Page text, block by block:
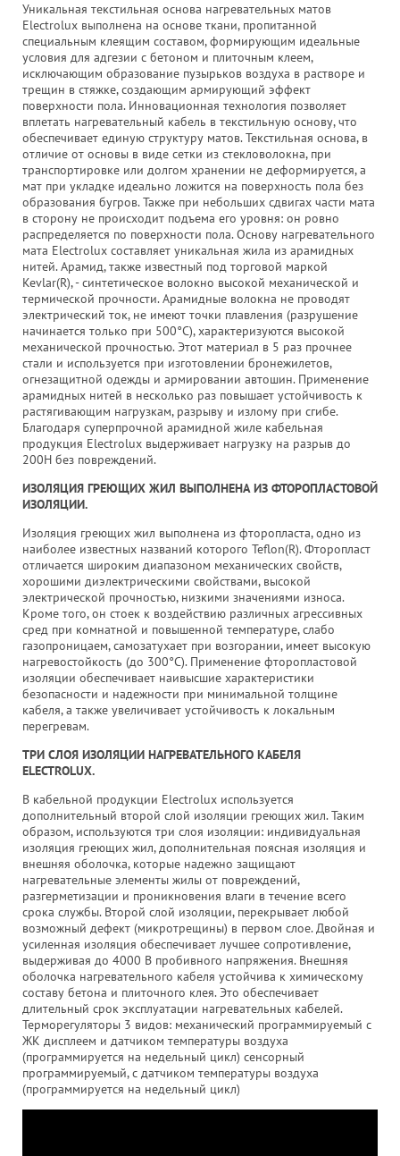
Уникальная текстильная основа нагревательных матов
Electrolux выполнена на основе ткани, пропитанной
специальным клеящим составом, формирующим идеальные
условия для адгезии с бетоном и плиточным клеем,
исключающим образование пузырьков воздуха в растворе и
трещин в стяжке, создающим армирующий эффект
поверхности пола. Инновационная технология позволяет
вплетать нагревательный кабель в текстильную основу, что
обеспечивает единую структуру матов. Текстильная основа, в
отличие от основы в виде сетки из стекловолокна, при
транспортировке или долгом хранении не деформируется, а
мат при укладке идеально ложится на поверхность пола без
образования бугров. Также при небольших сдвигах части мата
в сторону не происходит подъема его уровня: он ровно
распределяется по поверхности пола. Основу нагревательного
мата Electrolux составляет уникальная жила из арамидных
нитей. Арамид, также известный под торговой маркой
Kevlar(R), - синтетическое волокно высокой механической и
термической прочности. Арамидные волокна не проводят
электрический ток, не имеют точки плавления (разрушение
начинается только при 500°С), характеризуются высокой
механической прочностью. Этот материал в 5 раз прочнее
стали и используется при изготовлении бронежилетов,
огнезащитной одежды и армировании автошин. Применение
арамидных нитей в несколько раз повышает устойчивость к
растягивающим нагрузкам, разрыву и излому при сгибе.
Благодаря суперпрочной арамидной жиле кабельная
продукция Electrolux выдерживает нагрузку на разрыв до
200Н без повреждений.
ИЗОЛЯЦИЯ ГРЕЮЩИХ ЖИЛ ВЫПОЛНЕНА ИЗ ФТОРОПЛАСТОВОЙ
ИЗОЛЯЦИИ.
Изоляция греющих жил выполнена из фторопласта, одно из
наиболее известных названий которого Teflon(R). Фторопласт
отличается широким диапазоном механических свойств,
хорошими диэлектрическими свойствами, высокой
электрической прочностью, низкими значениями износа.
Кроме того, он стоек к воздействию различных агрессивных
сред при комнатной и повышенной температуре, слабо
газопроницаем, самозатухает при возгорании, имеет высокую
нагревостойкость (до 300°С). Применение фторопластовой
изоляции обеспечивает наивысшие характеристики
безопасности и надежности при минимальной толщине
кабеля, а также увеличивает устойчивость к локальным
перегревам.
ТРИ СЛОЯ ИЗОЛЯЦИИ НАГРЕВАТЕЛЬНОГО КАБЕЛЯ
ELECTROLUX.
В кабельной продукции Electrolux используется
дополнительный второй слой изоляции греющих жил. Таким
образом, используются три слоя изоляции: индивидуальная
изоляция греющих жил, дополнительная поясная изоляция и
внешняя оболочка, которые надежно защищают
нагревательные элементы жилы от повреждений,
разгерметизации и проникновения влаги в течение всего
срока службы. Второй слой изоляции, перекрывает любой
возможный дефект (микротрещины) в первом слое. Двойная и
усиленная изоляция обеспечивает лучшее сопротивление,
выдерживая до 4000 В пробивного напряжения. Внешняя
оболочка нагревательного кабеля устойчива к химическому
составу бетона и плиточного клея. Это обеспечивает
длительный срок эксплуатации нагревательных кабелей.
Терморегуляторы 3 видов: механический программируемый с
ЖК дисплеем и датчиком температуры воздуха
(программируется на недельный цикл) сенсорный
программируемый, с датчиком температуры воздуха
(программируется на недельный цикл)